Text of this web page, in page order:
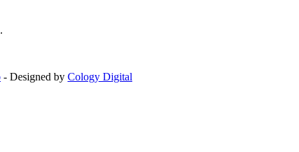
- Designed by Cology Digital